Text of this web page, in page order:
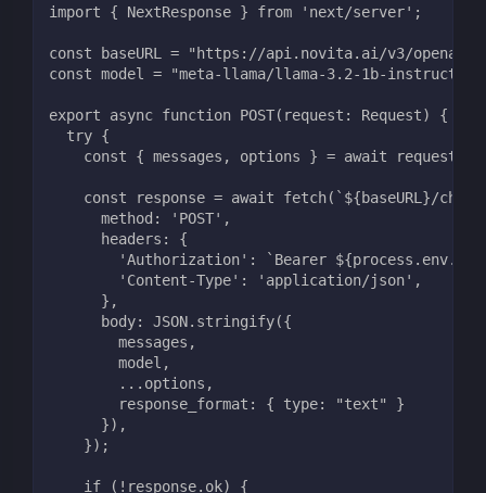
import { NextResponse } from 'next/server';
const baseURL = "https://api.novita.ai/v3/openai";
const model = "meta-llama/llama-3.2-1b-instruct";
export async function POST(request: Request) {
  try {
const { messages, options } = await
const response = await fetch(`${baseURL}/
method: 'POST',
headers: {
'Authorization': `Bearer
'Content-Type': 'application/json',
},
body: JSON.stringify({
messages,
model,
...options,
response_format: { type: "text" }
}),
});
if (!response.ok) {